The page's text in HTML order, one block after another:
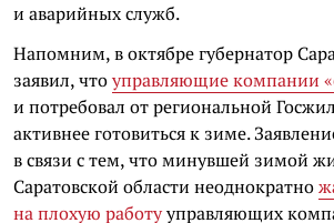
и аварийных служб.
Напомним, в октябре губернатор
заявил, чтоуправляющие компании
и потребовал от региональной
активнее готовиться к зиме.
в связи с тем, что минувшей зимой
Саратовской области неоднократно
на плохую работууправляющих